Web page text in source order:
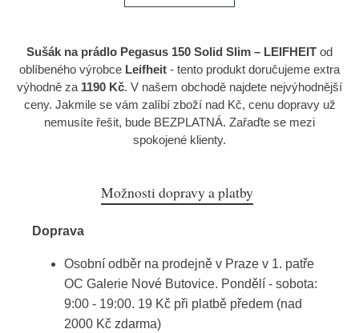
Sušák na prádlo Pegasus 150 Solid Slim – LEIFHEIT od
oblíbeného výrobce Leifheit - tento produkt doručujeme extra
výhodně za 1190 Kč. V našem obchodě najdete nejvýhodnější
ceny. Jakmile se vám zalíbí zboží nad Kč, cenu dopravy už
nemusíte řešit, bude BEZPLATNÁ. Zařaďte se mezi
spokojené klienty.
Možnosti dopravy a platby
Doprava
Osobní odběr na prodejně v Praze v 1. patře
OC Galerie Nové Butovice. Pondělí - sobota:
9:00 - 19:00. 19 Kč při platbě předem (nad
2000 Kč zdarma)